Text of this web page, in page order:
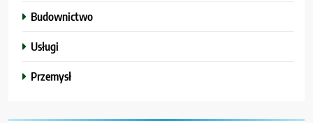
Budownictwo
Usługi
Przemysł